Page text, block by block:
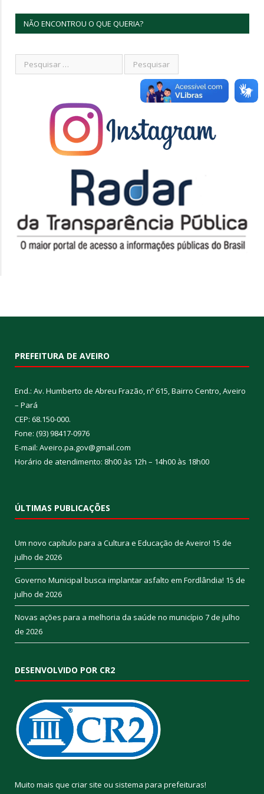
NÃO ENCONTROU O QUE QUERIA?
PREFEITURA DE AVEIRO
End.: Av. Humberto de Abreu Frazão, nº 615, Bairro Centro, Aveiro
– Pará
CEP: 68.150-000.
Fone: (93) 98417-0976
E-mail: Aveiro.pa.gov@gmail.com
Horário de atendimento: 8h00 às 12h – 14h00 às 18h00
ÚLTIMAS PUBLICAÇÕES
Um novo capítulo para a Cultura e Educação de Aveiro! 15 de
julho de 2026
Governo Municipal busca implantar asfalto em Fordlândia! 15 de
julho de 2026
Novas ações para a melhoria da saúde no município 7 de julho
de 2026
DESENVOLVIDO POR CR2
Muito mais que criar site ou sistema para prefeituras!